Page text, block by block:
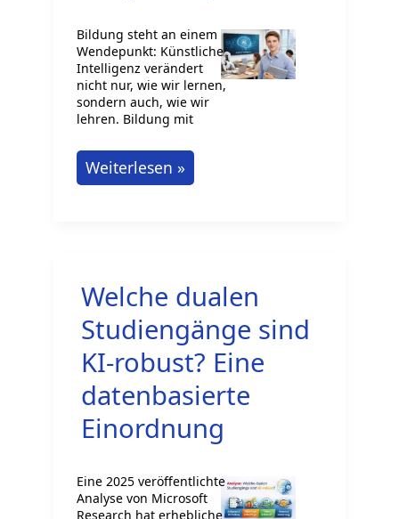
Bildung steht an einem
Wendepunkt: Künstliche
Intelligenz verändert
nicht nur, wie wir lernen,
sondern auch, wie wir
lehren. Bildung mit
Bildung
mit
Lernen
durch
adaptive
Systeme
Weiterlesen »
Welche dualen
Studiengänge sind
KI-robust? Eine
datenbasierte
Einordnung
Eine 2025 veröffentlichte
Analyse von Microsoft
Research hat erhebliche